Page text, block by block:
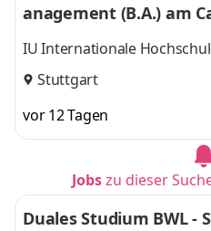
anagement (B.A.) am
IU Internationale
Stuttgart
vor 12 Tagen
Jobszu dieser
Duales Studium BWL -